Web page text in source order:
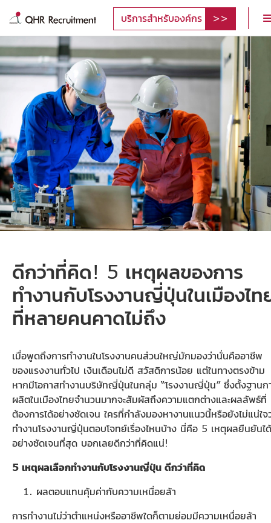
บริการสำหรับองค์กร
ดีกว่าที่คิด! 5 เหตุผลของการ
ทำงานกับโรงงานญี่ปุ่นในเมืองไท
ที่หลายคนคาดไม่ถึง
เมื่อพูดถึงการทำงานในโรงงานคนส่วนใหญ่มักมองว่านั่นคืออาชีพ
ของแรงงานทั่วไป เงินเดือนไม่ดี สวัสดิการน้อย แต่ในทางตรงข้าม
หากมีโอกาสทำงานบริษัทญี่ปุ่นในกลุ่ม “โรงงานญี่ปุ่น” ซึ่งตั้งฐานก
ผลิตในเมืองไทยจำนวนมากจะสัมผัสถึงความแตกต่างและผลลัพธ์ที่
ต้องการได้อย่างชัดเจน ใครที่กำลังมองหางานแนวนี้หรือยังไม่แน่ใจ
ทำงานโรงงานญี่ปุ่นตอบโจทย์เรื่องไหนบ้าง นี่คือ 5 เหตุผลยืนยันได้
อย่างชัดเจนที่สุด บอกเลยดีกว่าที่คิดแน่!
5 เหตุผลเลือกทำงานกับโรงงานญี่ปุ่น ดีกว่าที่คิด
ผลตอบแทนคุ้มค่ากับความเหนื่อยล้า
การทำงานไม่ว่าตำแหน่งหรืออาชีพใดก็ตามย่อมมีความเหนื่อยล้า